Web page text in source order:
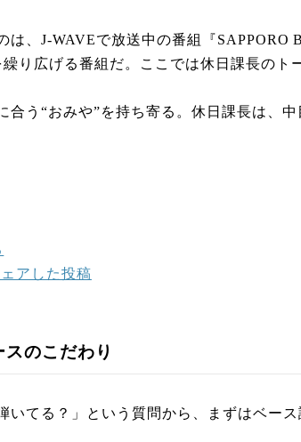
は、J-WAVEで放送中の番組『
り広げる番組だ。ここでは休日課長の
合う“おみや”を持ち寄る。休日課長は、
アした投稿
のこだわり
いてる？」という質問から、まずはベース